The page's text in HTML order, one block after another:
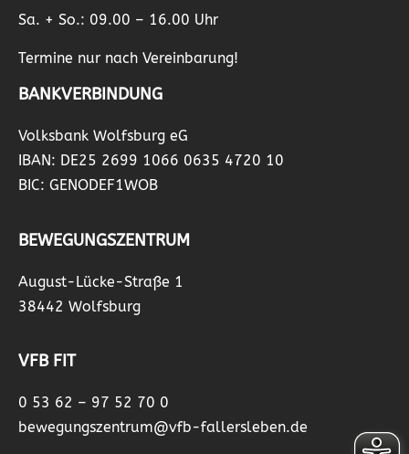
Sa. + So.: 09.00 – 16.00 Uhr
Termine nur nach Vereinbarung!
BANKVERBINDUNG
Volksbank Wolfsburg eG
IBAN: DE25 2699 1066 0635 4720 10
BIC: GENODEF1WOB
BEWEGUNGSZENTRUM
August-Lücke-Straße 1
38442 Wolfsburg
VFB FIT
0 53 62 – 97 52 70 0
bewegungszentrum@vfb-fallersleben.de